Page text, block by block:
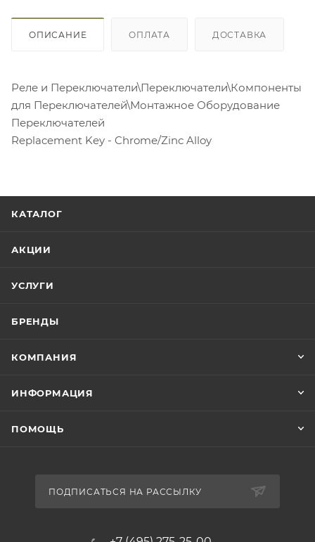
ОПИСАНИЕ ОПЛАТА ДОСТАВКА
Реле и Переключатели\Переключатели\Компоненты
для Переключателей\Монтажное Оборудование
Переключателей
Replacement Key - Chrome/Zinc Alloy
КАТАЛОГ
АКЦИИ
УСЛУГИ
БРЕНДЫ
КОМПАНИЯ
ИНФОРМАЦИЯ
ПОМОЩЬ
ПОДПИСАТЬСЯ НА РАССЫЛКУ